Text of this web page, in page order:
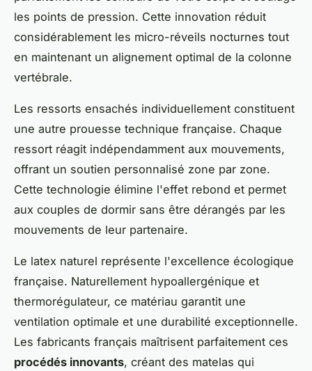
les points de pression. Cette innovation réduit
considérablement les micro-réveils nocturnes tout
en maintenant un alignement optimal de la colonne
vertébrale.
Les ressorts ensachés individuellement constituent
une autre prouesse technique française. Chaque
ressort réagit indépendamment aux mouvements,
offrant un soutien personnalisé zone par zone.
Cette technologie élimine l'effet rebond et permet
aux couples de dormir sans être dérangés par les
mouvements de leur partenaire.
Le latex naturel représente l'excellence écologique
française. Naturellement hypoallergénique et
thermorégulateur, ce matériau garantit une
ventilation optimale et une durabilité exceptionnelle.
Les fabricants français maîtrisent parfaitement ces
procédés innovants, créant des matelas qui